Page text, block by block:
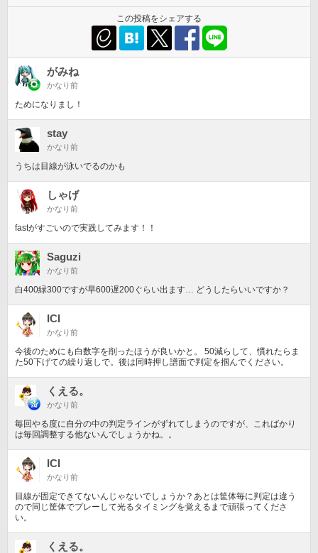
この投稿をシェアする
がみね
かなり前
ためになりまし！
stay
かなり前
うちは目線が泳いでるのかも
しゃげ
かなり前
fastがすごいので実践してみます！！
Saguzi
かなり前
白400緑300ですが早600遅200ぐらい出ます… どうしたらいいですか？
ICI
かなり前
今後のためにも白数字を削ったほうが良いかと。 50減らして、慣れたらま
た50下げての繰り返しで。後は同時押し譜面で判定を掴んでください。
くえる。
かなり前
毎回やる度に自分の中の判定ラインがずれてしまうのですが、こればかり
は毎回調整する他ないんでしょうかね。。
ICI
かなり前
目線が固定できてないんじゃないでしょうか？あとは筐体毎に判定は違う
ので同じ筐体でプレーして光るタイミングを覚えるまで頑張ってくださ
い。
くえる。